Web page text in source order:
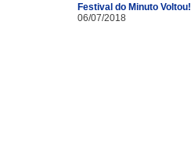
Festival do Minuto Voltou!
06/07/2018